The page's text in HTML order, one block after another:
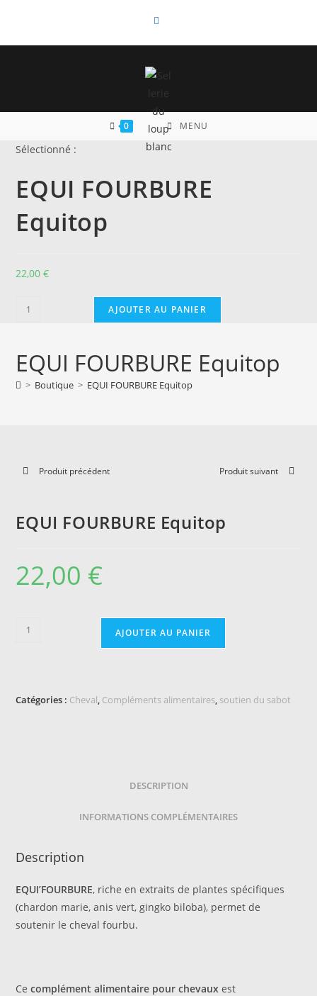
content
0 MENU
Sélectionné :
EQUI FOURBURE
Equitop
22,00€
quantité
FOURBURE
Equitop
AJOUTER AU PANIER
EQUI FOURBURE Equitop
> Boutique > EQUI FOURBURE Equitop
Produit précédent Produit suivant
EQUI FOURBURE Equitop
22,00 €
quantité
Equitop
AJOUTER AU PANIER
Catégories : Cheval, Compléments alimentaires, soutien du sabot
DESCRIPTION
INFORMATIONS COMPLÉMENTAIRES
Description
EQUI’FOURBURE, riche en extraits de plantes spécifiques
(chardon marie, anis vert, gingko biloba), permet de
soutenir le cheval fourbu.
Cecomplément alimentaire pour chevaux est